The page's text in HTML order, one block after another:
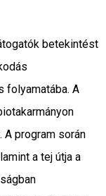
betekintést
folyamatába. A
program során
a tej útja a